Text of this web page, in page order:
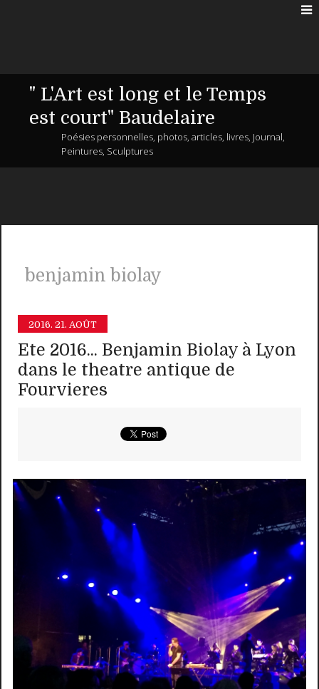
" L'Art est long et le Temps
est court" Baudelaire
Poésies personnelles, photos, articles, livres, Journal,
Peintures, Sculptures
benjamin biolay
2016. 21. AOÛT
Ete 2016... Benjamin Biolay à Lyon
dans le theatre antique de
Fourvieres